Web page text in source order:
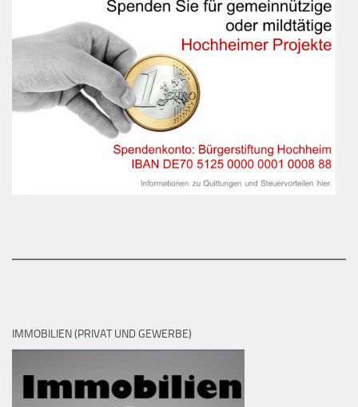
IMMOBILIEN (PRIVAT UND GEWERBE)